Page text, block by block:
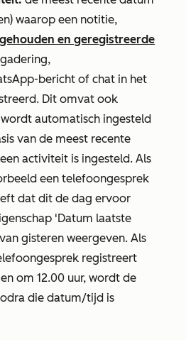
waarop een notitie,
en geregistreerde
bericht of chat in het
. Dit omvat ook
automatisch ingesteld
van de meest recente
activiteit is ingesteld. Als
een telefoongesprek
dat dit de dag ervoor
'Datum laatste
gisteren weergeven. Als
registreert
om 12.00 uur, wordt de
die datum/tijd is